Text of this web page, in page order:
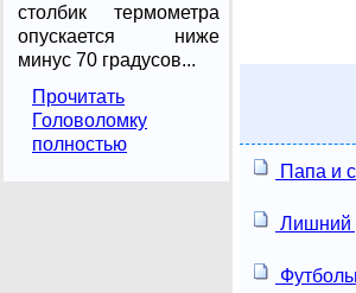
столбик термометра
опускается ниже
минус 70 градусов...
Прочитать
Головоломку
полностью
Папа и
Лишний